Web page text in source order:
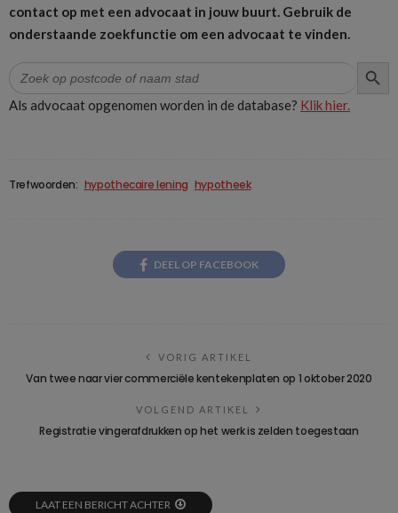
contact op met een advocaat in jouw buurt. Gebruik de
onderstaande zoekfunctie om een advocaat te vinden.
Zoek
naar:
Als advocaat opgenomen worden in de database? Klik hier.
Trefwoorden: hypothecaire lening hypotheek
DEEL OP FACEBOOK
VORIG ARTIKEL
Van twee naar vier commerciële kentekenplaten op 1 oktober 2020
VOLGEND ARTIKEL
Registratie vingerafdrukken op het werk is zelden toegestaan
LAAT EEN BERICHT ACHTER